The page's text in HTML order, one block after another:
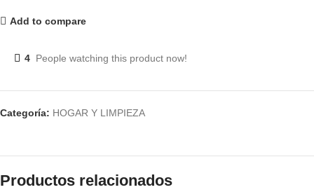
Add to compare
4 People watching this product now!
Categoría: HOGAR Y LIMPIEZA
Productos relacionados